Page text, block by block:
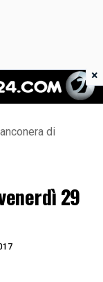
di
29
×